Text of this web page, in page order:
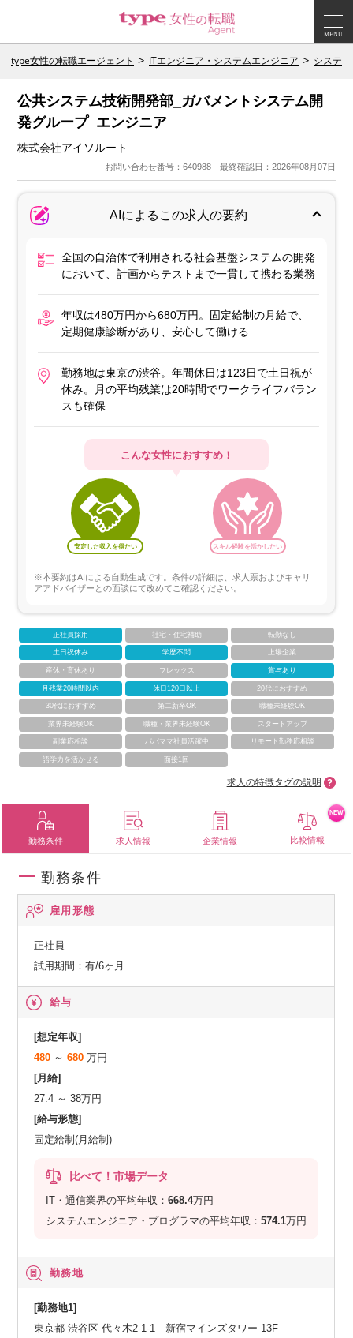
MENU
type女性の転職エージェント ITエンジニア・システムエンジニア システ
公共システム技術開発部_ガバメントシステム開
発グループ_エンジニア
株式会社アイソルート
お問い合わせ番号：640988 最終確認日：2026年08月07日
AIによるこの求人の要約
全国の自治体で利用される社会基盤システムの開発
において、計画からテストまで一貫して携わる業務
年収は480万円から680万円。固定給制の月給で、
定期健康診断があり、安心して働ける
勤務地は東京の渋谷。年間休日は123日で土日祝が
休み。月の平均残業は20時間でワークライフバラン
スも確保
こんな女性におすすめ！
安定した収入を得たい スキル経験を活かしたい
※本要約はAIによる自動生成です。条件の詳細は、求人票およびキャリ
アアドバイザーとの面談にて改めてご確認ください。
正社員採用 社宅・住宅補助 転勤なし
土日祝休み 学歴不問 上場企業
産休・育休あり フレックス 賞与あり
月残業20時間以内 休日120日以上 20代におすすめ
30代におすすめ 第二新卒OK 職種未経験OK
業界未経験OK 職種・業界未経験OK スタートアップ
副業応相談 パパママ社員活躍中 リモート勤務応相談
語学力を活かせる 面接1回
求人の特徴タグの説明
勤務条件 求人情報 企業情報 比較情報
NEW
勤務条件
雇用形態
正社員
試用期間：有/6ヶ月
給与
[想定年収]
480 ～680 万円
[月給]
27.4 ～ 38万円
[給与形態]
固定給制(月給制)
比べて！市場データ
IT・通信業界の平均年収：668.4万円
システムエンジニア・プログラマの平均年収：574.1万円
勤務地
[勤務地1]
東京都 渋谷区 代々木2-1-1 新宿マインズタワー 13F